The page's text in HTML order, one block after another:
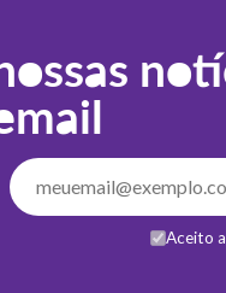
Aceito a